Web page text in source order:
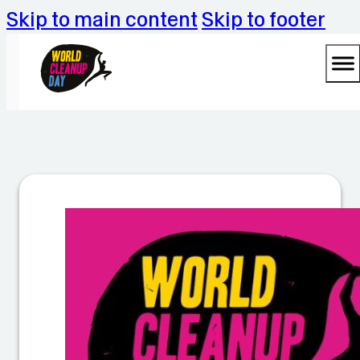
Skip to main content Skip to footer
m
w
el
t
g